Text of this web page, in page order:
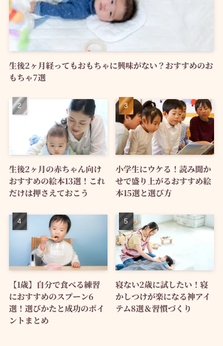
生後2ヶ月経ってもおもちゃに興味がない？おすすめのお
もちゃ7選
生後2ヶ月の赤ちゃん向け
おすすめの絵本13選！これ
だけは押さえておこう
小学生にウケる！読み聞か
せで盛り上がるおすすめ絵
本15選と選び方
【1歳】自分で食べる練習
におすすめのスプーン6
選！選びかたと成功のポイ
ントまとめ
寝ない2歳に試したい！寝
かしつけが楽になる神アイ
テム8選＆習慣づくり